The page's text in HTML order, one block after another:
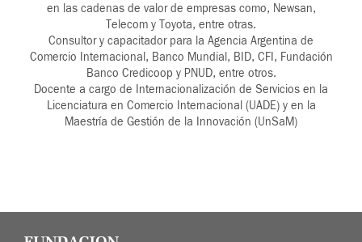
en las cadenas de valor de empresas como, Newsan,
Telecom y Toyota, entre otras.
Consultor y capacitador para la Agencia Argentina de
Comercio Internacional, Banco Mundial, BID, CFI, Fundación
Banco Credicoop y PNUD, entre otros.
Docente a cargo de Internacionalización de Servicios en la
Licenciatura en Comercio Internacional (UADE) y en la
Maestría de Gestión de la Innovación (UnSaM)